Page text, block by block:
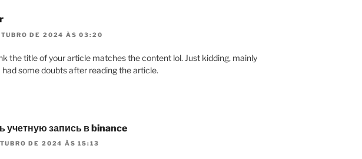
DE 2024 ÀS 03:20
the title of your article matches the content lol. Just kidding, mainly
had some doubts after reading the article.
учетную запись в binance
DE 2024 ÀS 15:13